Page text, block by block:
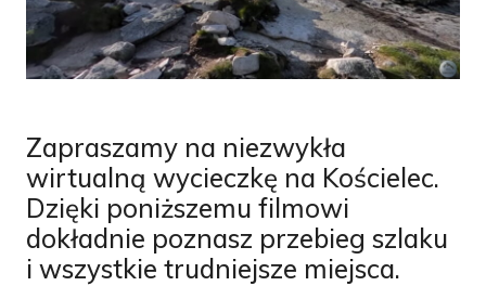
Zapraszamy na niezwykła
wirtualną wycieczkę na Kościelec.
Dzięki poniższemu filmowi
dokładnie poznasz przebieg szlaku
i wszystkie trudniejsze miejsca.